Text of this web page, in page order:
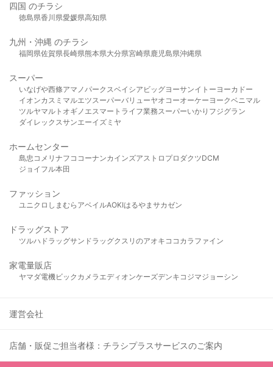
四国 のチラシ
徳島県香川県愛媛県高知県
九州・沖縄 のチラシ
福岡県佐賀県長崎県熊本県大分県宮崎県鹿児島県沖縄県
スーパー
いなげや西條アマノパークスベイシア ビッグヨーサンイトーヨーカドー
イオンカスミ マルエツスーパーバリューヤオコーオーケー ヨークベニマル
ツルヤマルト オギノ エスマート ライフ業務スーパーいかり フジグラン
ダイレックスサンエーイズミヤ
ホームセンター
島忠 コメリ ナフコ コーナンカインズアストロプロダクツDCM
ジョイフル本田
ファッション
ユニクロ しまむら アベイルAOKIはるやま サカゼン
ドラッグストア
ツルハドラッグサンドラッグクスリのアオキ ココカラファイン
家電量販店
ヤマダ電機ビックカメラ エディオンケーズデンキ コジマジョーシン
運営会社
店舗・販促ご担当者様：チラシプラスサービスのご案内